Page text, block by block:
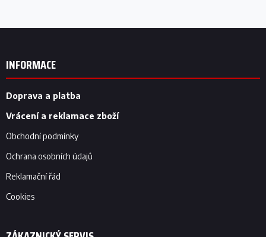
Z
INFORMACE
Doprava a platba
Vrácení a reklamace zboží
Obchodní podmínky
Ochrana osobních údajů
Reklamační řád
Cookies